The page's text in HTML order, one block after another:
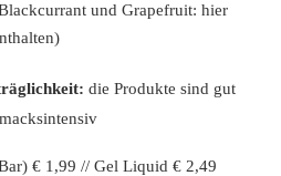
und Grapefruit: hier
die Produkte sind gut
€ 1,99 // Gel Liquid € 2,49